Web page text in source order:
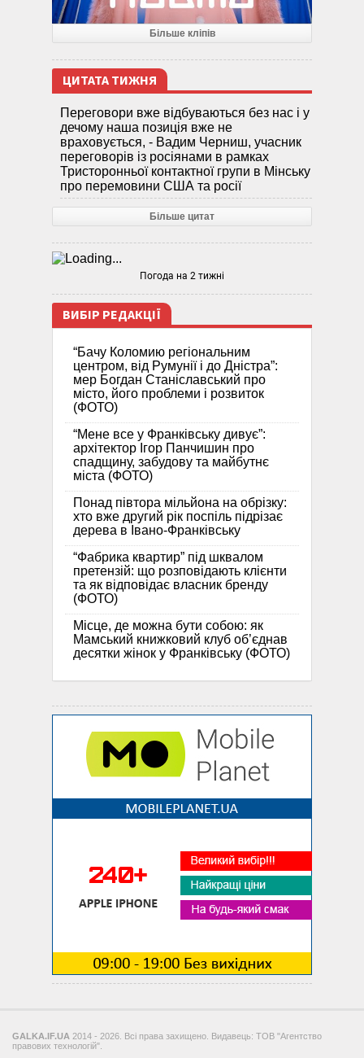
Більше кліпів
ЦИТАТА ТИЖНЯ
Переговори вже відбуваються без нас і у
дечому наша позиція вже не
враховується, - Вадим Черниш, учасник
переговорів із росіянами в рамках
Тристоронньої контактної групи в Мінську
про перемовини США та росії
Більше цитат
Погода на 2 тижні
ВИБІР РЕДАКЦІЇ
“Бачу Коломию регіональним
центром, від Румунії і до Дністра”:
мер Богдан Станіславський про
місто, його проблеми і розвиток
(ФОТО)
“Мене все у Франківську дивує”:
архітектор Ігор Панчишин про
спадщину, забудову та майбутнє
міста (ФОТО)
Понад півтора мільйона на обрізку:
хто вже другий рік поспіль підрізає
дерева в Івано-Франківську
“Фабрика квартир” під шквалом
претензій: що розповідають клієнти
та як відповідає власник бренду
(ФОТО)
Місце, де можна бути собою: як
Мамський книжковий клуб об’єднав
десятки жінок у Франківську (ФОТО)
GALKA.IF.UA 2014 - 2026. Всі права захищено. Видавець: ТОВ "Агентство
правових технологій".